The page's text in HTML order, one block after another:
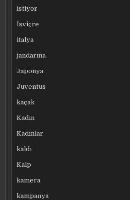
istiyor
İsviçre
italya
jandarma
Japonya
Juventus
kaçak
Kadın
Kadınlar
kaldı
Kalp
kamera
kampanya